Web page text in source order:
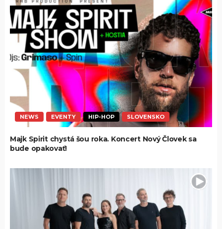
NEWS EVENTY HIP-HOP SLOVENSKO
Majk Spirit chystá šou roka. Koncert Nový Človek sa
bude opakovať!